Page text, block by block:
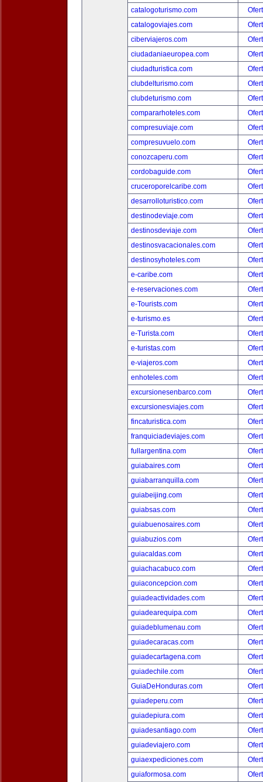
catalogoturismo.com
catalogoviajes.com
ciberviajeros.com
ciudadaniaeuropea.com
ciudadturistica.com
clubdelturismo.com
clubdeturismo.com
compararhoteles.com
compresuviaje.com
compresuvuelo.com
conozcaperu.com
cordobaguide.com
cruceroporelcaribe.com
desarrolloturistico.com
destinodeviaje.com
destinosdeviaje.com
destinosvacacionales.com
destinosyhoteles.com
e-caribe.com
e-reservaciones.com
e-Tourists.com
e-turismo.es
e-Turista.com
e-turistas.com
e-viajeros.com
enhoteles.com
excursionesenbarco.com
excursionesviajes.com
fincaturistica.com
franquiciadeviajes.com
fullargentina.com
guiabaires.com
guiabarranquilla.com
guiabeijing.com
guiabsas.com
guiabuenosaires.com
guiabuzios.com
guiacaldas.com
guiachacabuco.com
guiaconcepcion.com
guiadeactividades.com
guiadearequipa.com
guiadeblumenau.com
guiadecaracas.com
guiadecartagena.com
guiadechile.com
GuiaDeHonduras.com
guiadeperu.com
guiadepiura.com
guiadesantiago.com
guiadeviajero.com
guiaexpediciones.com
guiaformosa.com